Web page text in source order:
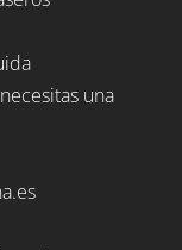
una